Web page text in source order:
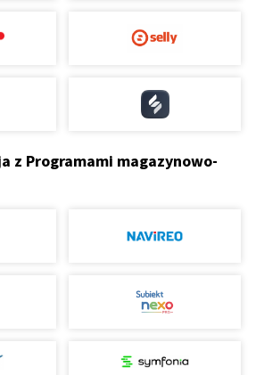
z Programami magazynowo-